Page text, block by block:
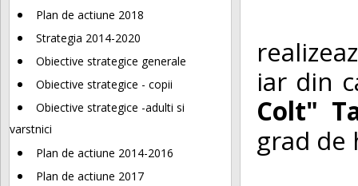
Plan de actiune 2018
Strategia 2014-2020
Obiective strategice generale
Obiective strategice - copii
Obiective strategice -adulti si
varstnici
Plan de actiune 2014-2016
Plan de actiune 2017
iar din
Colt"
grad de